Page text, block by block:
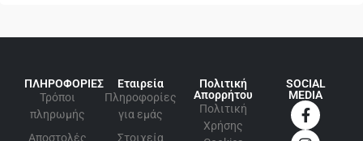
ΠΛΗΡΟΦΟΡΙΕΣ
Τρόποι
πληρωμής
Αποστολές
Εταιρεία
Πληροφορίες
για εμάς
Στοιχεία
Πολιτική
Απορρήτου
Πολιτική
Xρήσης
SOCIAL
MEDIA